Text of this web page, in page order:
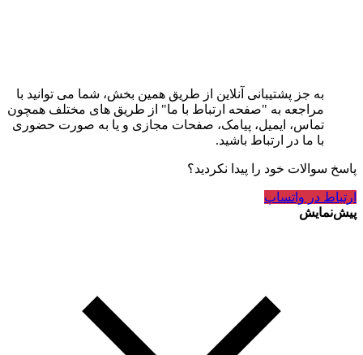
به جز پشتیبانی آنلاین از طریق همین بخش، شما می توانید با
مراجعه به "صفحه ارتباط با ما" از طریق های مختلف همچون
تماس، ایمیل، پیامک، صفحات مجازی و یا به صورت حضوری
با ما در ارتباط باشید.
پاسخ سوالات خود را پیدا نکردید؟
ارتباط در واتساپ
پیش‌نمایش